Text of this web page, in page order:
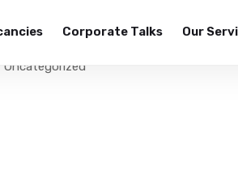
Corporate Talks Our
Uncategorized